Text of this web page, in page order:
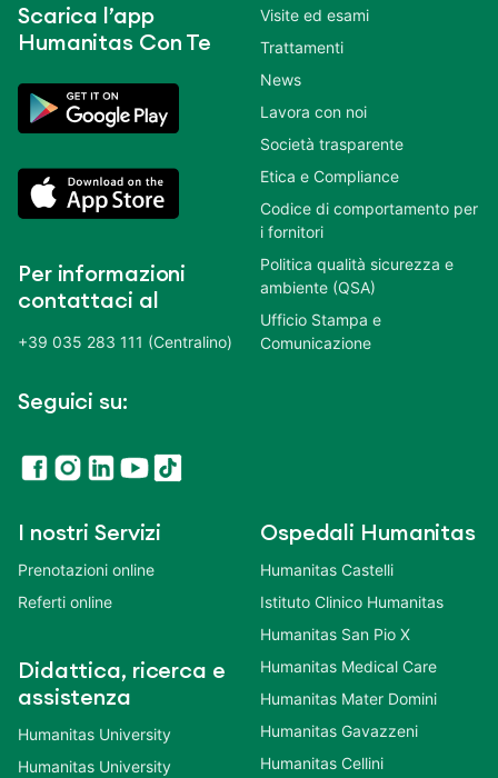
Scarica l’app
Humanitas Con Te
Per informazioni
contattaci al
+39 035 283 111 (Centralino)
Seguici su:
Visite ed esami
Trattamenti
News
Lavora con noi
Società trasparente
Etica e Compliance
Codice di comportamento per
i fornitori
Politica qualità sicurezza e
ambiente (QSA)
Ufficio Stampa e
Comunicazione
I nostri Servizi
Prenotazioni online
Referti online
Didattica, ricerca e
assistenza
Humanitas University
Humanitas University
Ospedali Humanitas
Humanitas Castelli
Istituto Clinico Humanitas
Humanitas San Pio X
Humanitas Medical Care
Humanitas Mater Domini
Humanitas Gavazzeni
Humanitas Cellini